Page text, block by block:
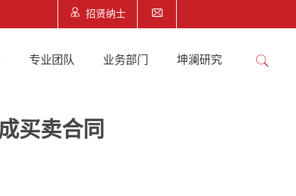
招贤纳士
专业团队 业务部门 坤澜研究
买卖合同